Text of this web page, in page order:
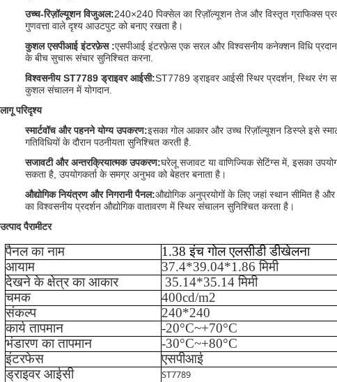
उच्च-रिज़ॉल्यूशन विजुअल:240×240 पिक्सेल का रिज़ॉल्यूशन तेज और विस्तृत ग्राफिक्स
गुणवत्ता वाले दृश्य आउटपुट को बनाए रखता है।
कुशल एसपीआई इंटरफ़ेस :एसपीआई इंटरफ़ेस एक सरल और विश्वसनीय कनेक्शन विधि
के बीच सुचारू संचार सुनिश्चित करना.
विश्वसनीय ST7789 ड्राइवर आईसी:ST7789 ड्राइवर आईसी स्थिर प्रदर्शन, स्थिर रंग
कुशल संचालन में योगदान.
लागू परिदृश्य
स्मार्टवॉच और पहनने योग्य उपकरण:इसका गोल आकार और उच्च रिज़ॉल्यूशन डिस्प्ले इसे
गतिविधियों के दौरान पठनीयता सुनिश्चित करती है.
सजावटी और अन्तरक्रियात्मक उपकरण:घरेलू सजावट या वाणिज्यिक सेटिंग्स में, इसका
सकता है, उपयोगकर्ता के समग्र अनुभव को बेहतर बनाता है।
औद्योगिक नियंत्रण और निगरानी पैनल:औद्योगिक अनुप्रयोगों के लिए जहां स्थान सीमित
का विश्वसनीय प्रदर्शन औद्योगिक वातावरण में स्थिर संचालन सुनिश्चित करता है।
उत्पाद पैरामीटर
पैनल का नाम 1.38 इंच गोल एलसीडी डीखेलना
आयाम
37.4*39.04*1.86 मिमी
देखने के क्षेत्र का आकार
35.14*35.14 मिमी
चमक
400cd/m2
संकल्प
240*240
कार्य तापमान
-20°C~+70°C
भंडारण का तापमान
-30°C~+80°C
इंटरफेस
एसपीआई
ड्राइवर आईसी
ST7789